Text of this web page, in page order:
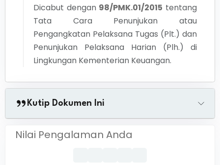
Dicabut dengan 98/PMK.01/2015 tentang
Tata Cara Penunjukan atau
Pengangkatan Pelaksana Tugas (Plt.) dan
Penunjukan Pelaksana Harian (Plh.) di
Lingkungan Kementerian Keuangan.
Kutip Dokumen Ini
Nilai Pengalaman Anda